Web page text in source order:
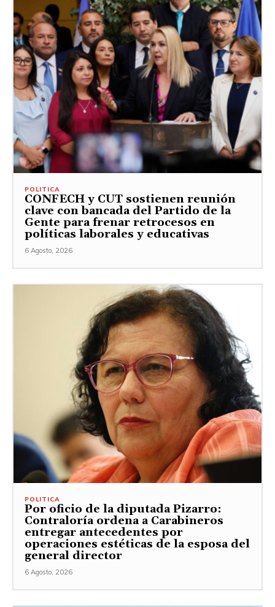
POLITICA
CONFECH y CUT sostienen reunión
clave con bancada del Partido de la
Gente para frenar retrocesos en
políticas laborales y educativas
6 Agosto, 2026
POLITICA
Por oficio de la diputada Pizarro:
Contraloría ordena a Carabineros
entregar antecedentes por
operaciones estéticas de la esposa del
general director
6 Agosto, 2026